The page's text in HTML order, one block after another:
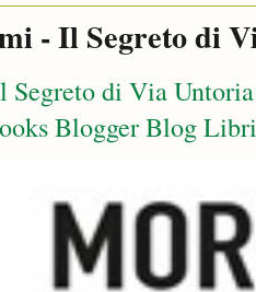
- Il Segreto di
di Via
Blogger Blog